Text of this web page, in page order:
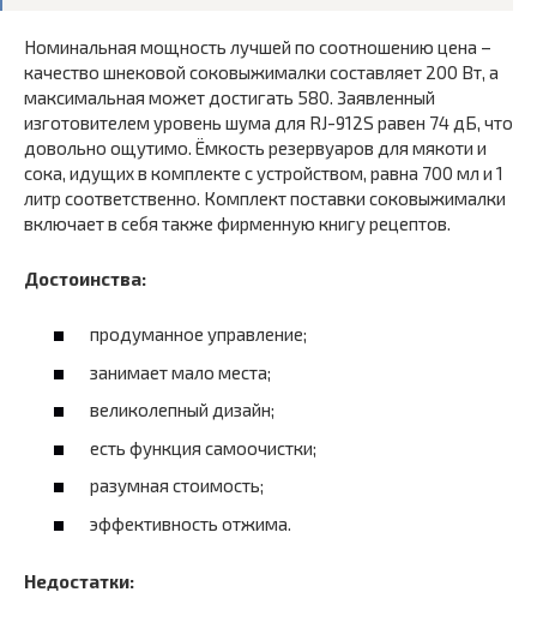
Номинальная мощность лучшей по соотношению цена –
качество шнековой соковыжималки составляет 200 Вт, а
максимальная может достигать 580. Заявленный
изготовителем уровень шума для RJ-912S равен 74 дБ, что
довольно ощутимо. Ёмкость резервуаров для мякоти и
сока, идущих в комплекте с устройством, равна 700 мл и 1
литр соответственно. Комплект поставки соковыжималки
включает в себя также фирменную книгу рецептов.
Достоинства:
продуманное управление;
занимает мало места;
великолепный дизайн;
есть функция самоочистки;
разумная стоимость;
эффективность отжима.
Недостатки: